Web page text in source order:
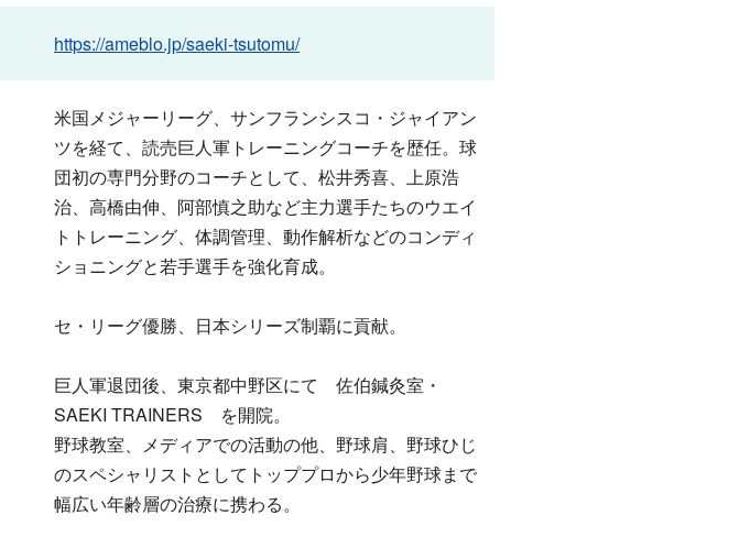
https://ameblo.jp/saeki-tsutomu/
米国メジャーリーグ、サンフランシスコ・ジャイアン
ツを経て、読売巨人軍トレーニングコーチを歴任。球
団初の専門分野のコーチとして、松井秀喜、上原浩
治、高橋由伸、阿部慎之助など主力選手たちのウエイ
トトレーニング、体調管理、動作解析などのコンディ
ショニングと若手選手を強化育成。
セ・リーグ優勝、日本シリーズ制覇に貢献。
巨人軍退団後、東京都中野区にて 佐伯鍼灸室・
SAEKI TRAINERS を開院。
野球教室、メディアでの活動の他、野球肩、野球ひじ
のスペシャリストとしてトッププロから少年野球まで
幅広い年齢層の治療に携わる。